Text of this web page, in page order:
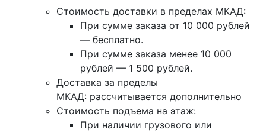
Стоимость доставки в пределах МКАД:
При сумме заказа от 10 000 рублей
— бесплатно.
При сумме заказа менее 10 000
рублей — 1 500 рублей.
Доставка за пределы
МКАД: рассчитывается дополнительно
Стоимость подъема на этаж:
При наличии грузового или